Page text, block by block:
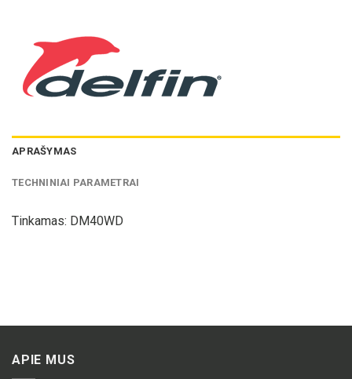
APRAŠYMAS
TECHNINIAI PARAMETRAI
Tinkamas: DM40WD
APIE MUS